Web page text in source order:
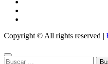
Copyright © All rights reserved |
Buscar: